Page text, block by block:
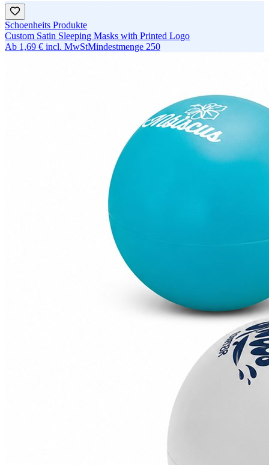
Schoenheits Produkte
Custom Satin Sleeping Masks with Printed Logo
Ab 1,69 € incl. MwStMindestmenge 250